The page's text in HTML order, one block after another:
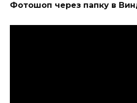
Фотошоп через папку в